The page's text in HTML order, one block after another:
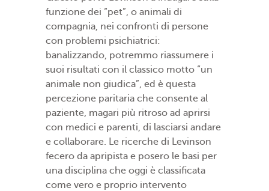
funzione dei “pet”, o animali di
compagnia, nei confronti di persone
con problemi psichiatrici:
banalizzando, potremmo riassumere i
suoi risultati con il classico motto “un
animale non giudica”, ed è questa
percezione paritaria che consente al
paziente, magari più ritroso ad aprirsi
con medici e parenti, di lasciarsi andare
e collaborare. Le ricerche di Levinson
fecero da apripista e posero le basi per
una disciplina che oggi è classificata
come vero e proprio intervento